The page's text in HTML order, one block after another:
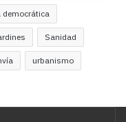
democrática
Sanidad
urbanismo